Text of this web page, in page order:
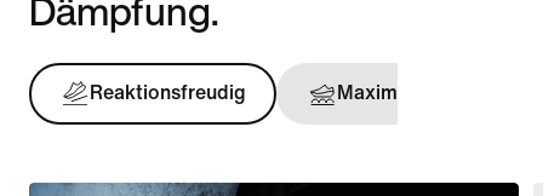
Reaktionsfreudig Maximal